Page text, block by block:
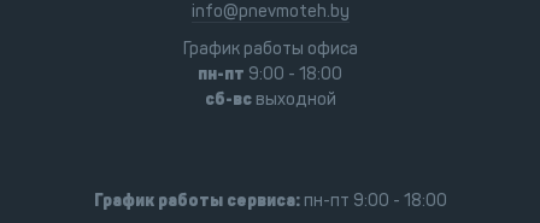
info@pnevmoteh.by
График работы офиса
пн-пт 9:00 - 18:00
сб-всвыходной
График работы сервиса:пн-пт 9:00 - 18:00